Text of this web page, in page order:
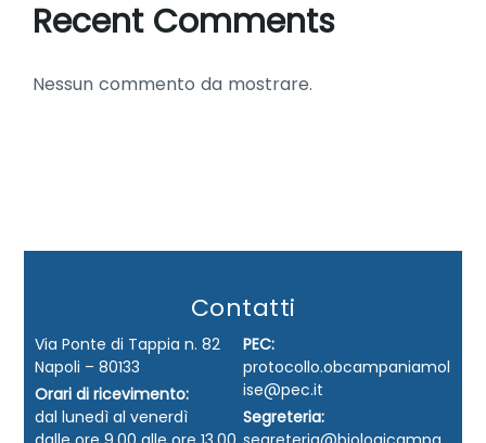
Recent Comments
Nessun commento da mostrare.
Contatti
Via Ponte di Tappia n. 82
Napoli – 80133
Orari di ricevimento:
dal lunedì al venerdì
PEC:
protocollo.obcampaniamol
ise@pec.it
Segreteria: